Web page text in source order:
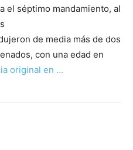
el séptimo mandamiento, al
de media más de dos
con una edad en
original en …